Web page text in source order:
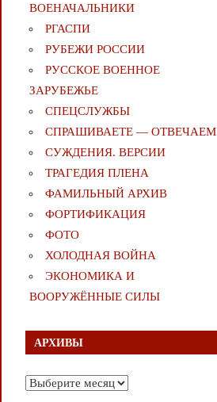
ВОЕНАЧАЛЬНИКИ
РГАСПИ
РУБЕЖИ РОССИИ
РУССКОЕ ВОЕННОЕ
ЗАРУБЕЖЬЕ
СПЕЦСЛУЖБЫ
СПРАШИВАЕТЕ — ОТВЕЧАЕМ
СУЖДЕНИЯ. ВЕРСИИ
ТРАГЕДИЯ ПЛЕНА
ФАМИЛЬНЫЙ АРХИВ
ФОРТИФИКАЦИЯ
ФОТО
ХОЛОДНАЯ ВОЙНА
ЭКОНОМИКА И
ВООРУЖЁННЫЕ СИЛЫ
АРХИВЫ
Архивы